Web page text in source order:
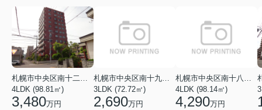
4LDK (98.81㎡)
3,480万円
3LDK (72.72㎡)
2,690万円
4LDK (98.14㎡)
4,290万円